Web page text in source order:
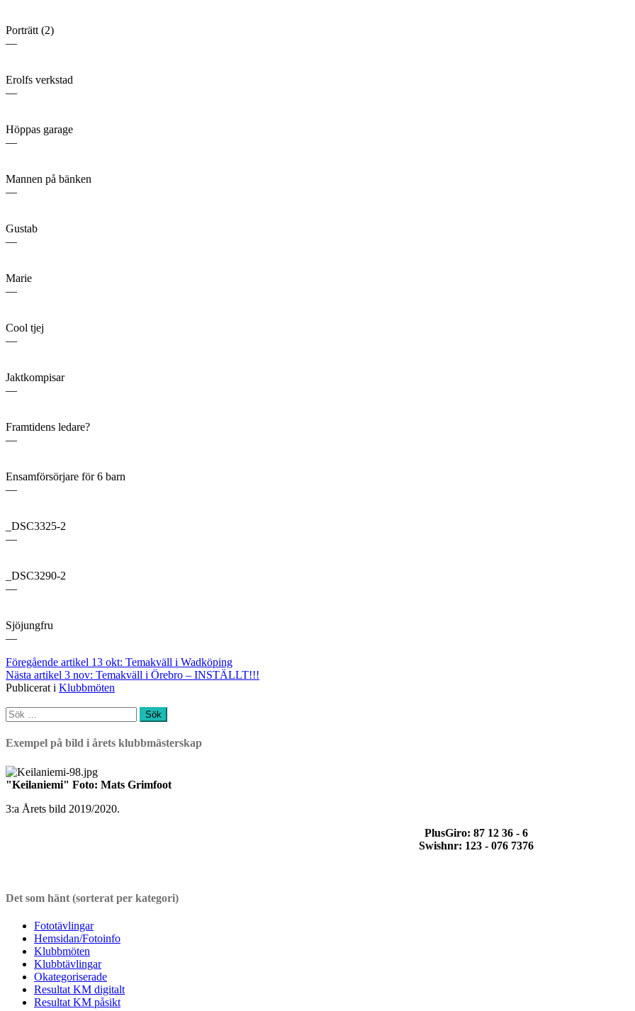
Porträtt (2)
—
Erolfs verkstad
—
Höppas garage
—
Mannen på bänken
—
Gustab
—
Marie
—
Cool tjej
—
Jaktkompisar
—
Framtidens ledare?
—
Ensamförsörjare för 6 barn
—
_DSC3325-2
—
_DSC3290-2
—
Sjöjungfru
—
Fortsätt
läsa
Föregående artikel 13 okt: Temakväll i Wadköping
Nästa artikel 3 nov: Temakväll i Örebro – INSTÄLLT!!!
Publicerat i Klubbmöten
Sök
efter:
Exempel på bild i årets klubbmästerskap
"Keilaniemi" Foto: Mats Grimfoot
3:a Årets bild 2019/2020.
PlusGiro: 87 12 36 - 6
Swishnr: 123 - 076 7376
Det som hänt (sorterat per kategori)
Fototävlingar
Hemsidan/Fotoinfo
Klubbmöten
Klubbtävlingar
Okategoriserade
Resultat KM digitalt
Resultat KM påsikt